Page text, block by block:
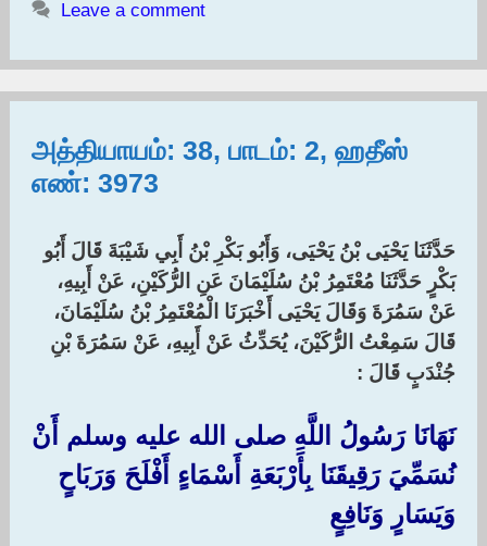
Leave a comment
அத்தியாயம்: 38, பாடம்: 2, ஹதீஸ்
எண்: 3973
حَدَّثَنَا يَحْيَى بْنُ يَحْيَى، وَأَبُو بَكْرِ بْنُ أَبِي شَيْبَةَ قَالَ أَبُو
بَكْرٍ حَدَّثَنَا مُعْتَمِرُ بْنُ سُلَيْمَانَ عَنِ الرُّكَيْنِ، عَنْ أَبِيهِ،
عَنْ سَمُرَةَ وَقَالَ يَحْيَى أَخْبَرَنَا الْمُعْتَمِرُ بْنُ سُلَيْمَانَ،
قَالَ سَمِعْتُ الرُّكَيْنَ، يُحَدِّثُ عَنْ أَبِيهِ، عَنْ سَمُرَةَ بْنِ
جُنْدَبٍ قَالَ :‏
نَهَانَا رَسُولُ اللَّهِ صلى الله عليه وسلم أَنْ
نُسَمِّيَ رَقِيقَنَا بِأَرْبَعَةِ أَسْمَاءٍ أَفْلَحَ وَرَبَاحٍ
وَيَسَارٍ وَنَافِعٍ ‏